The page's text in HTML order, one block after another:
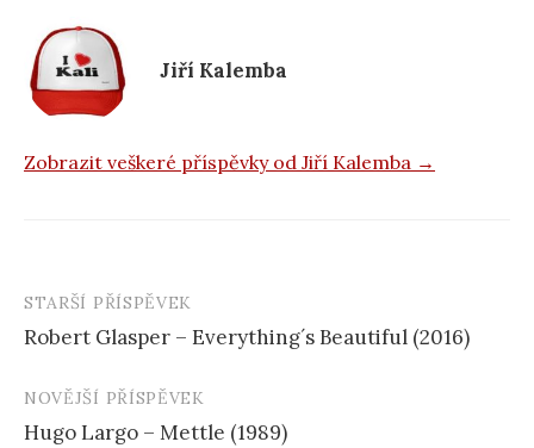
k
Jiří Kalemba
Zobrazit veškeré příspěvky od Jiří Kalemba →
Navigace
příspěvku
STARŠÍ PŘÍSPĚVEK
Robert Glasper – Everything´s Beautiful (2016)
NOVĚJŠÍ PŘÍSPĚVEK
Hugo Largo – Mettle (1989)